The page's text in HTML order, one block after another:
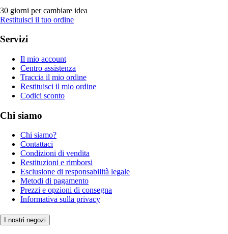
30 giorni per cambiare idea
Restituisci il tuo ordine
Servizi
Il mio account
Centro assistenza
Traccia il mio ordine
Restituisci il mio ordine
Codici sconto
Chi siamo
Chi siamo?
Contattaci
Condizioni di vendita
Restituzioni e rimborsi
Esclusione di responsabilità legale
Metodi di pagamento
Prezzi e opzioni di consegna
Informativa sulla privacy
I nostri negozi